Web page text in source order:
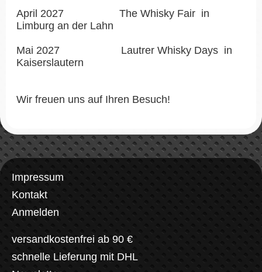
April 2027 The Whisky Fair in
Limburg an der Lahn
Mai 2027 Lautrer Whisky Days in
Kaiserslautern
Wir freuen uns auf Ihren Besuch!
Impressum
Kontakt
Anmelden
versandkostenfrei ab 90 €
schnelle Lieferung mit DHL